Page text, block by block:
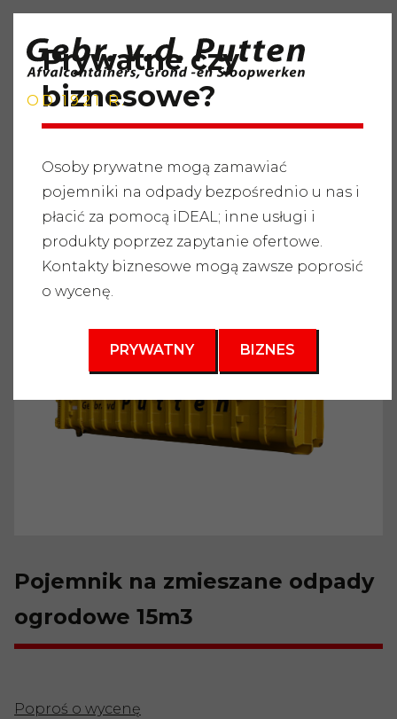
OD 1921 R.
Strona główna " Usługi "Pojemniki na odpady
"
Zmieszane odpady ogrodowe "
Kontener na odpady
15m3
15 m3
Pojemnik na zmieszane odpady
ogrodowe 15m3
Poproś o wycenę
Prywatne czy
biznesowe?
Osoby prywatne mogą zamawiać
pojemniki na odpady bezpośrednio u nas i
płacić za pomocą iDEAL; inne usługi i
produkty poprzez zapytanie ofertowe.
Kontakty biznesowe mogą zawsze poprosić
o wycenę.
PRYWATNY BIZNES